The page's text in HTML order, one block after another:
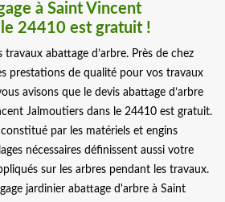
à Saint Vincent
24410 est gratuit !
travaux abattage d’arbre. Près de chez
prestations de qualité pour vos travaux
avisons que le devis abattage d’arbre
Jalmoutiers dans le 24410 est gratuit.
par les matériels et engins
nécessaires définissent aussi votre
sur les arbres pendant les travaux.
jardinier abattage d'arbre à Saint